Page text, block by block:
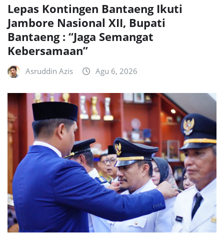
Lepas Kontingen Bantaeng Ikuti
Jambore Nasional XII, Bupati
Bantaeng : “Jaga Semangat
Kebersamaan”
Asruddin Azis Agu 6, 2026